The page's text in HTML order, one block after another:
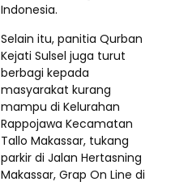
Indonesia.
Selain itu, panitia Qurban
Kejati Sulsel juga turut
berbagi kepada
masyarakat kurang
mampu di Kelurahan
Rappojawa Kecamatan
Tallo Makassar, tukang
parkir di Jalan Hertasning
Makassar, Grap On Line di